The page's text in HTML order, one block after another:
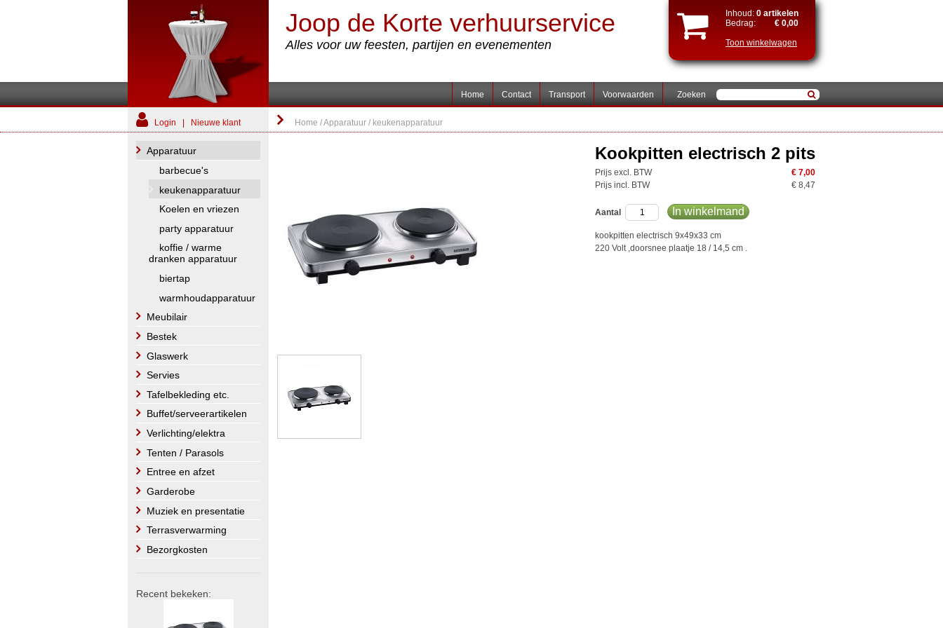
Joop de Korte verhuurservice
Alles voor uw feesten, partijen en evenementen
Inhoud: 0 artikelen
Bedrag:
€ 0,00
Toon winkelwagen
Zoeken
Home Contact Transport Voorwaarden
Login Nieuwe klant Home /Apparatuur / keukenapparatuur
Apparatuur
barbecue's
keukenapparatuur
Koelen en vriezen
party apparatuur
koffie / warme
dranken apparatuur
biertap
warmhoudapparatuur
Meubilair
Bestek
Glaswerk
Servies
Tafelbekleding etc.
Buffet/serveerartikelen
Verlichting/elektra
Tenten / Parasols
Entree en afzet
Garderobe
Muziek en presentatie
Terrasverwarming
Bezorgkosten
Recent bekeken:
Kookpitten electrisch 2 pits
Prijs excl. BTW
€ 7,00
Prijs incl. BTW
€ 8,47
Aantal In winkelmand
kookpitten electrisch 9x49x33 cm
220 Volt ,doorsnee plaatje 18 / 14,5 cm .